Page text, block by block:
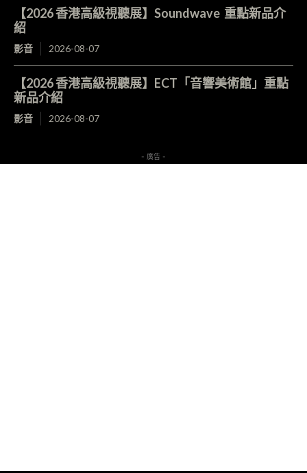
【2026 香港高級視聽展】Soundwave 重點新品介
紹
影音 2026-08-07
【2026 香港高級視聽展】ECT「音響美術館」重點
新品介紹
影音 2026-08-07
- 廣告 -